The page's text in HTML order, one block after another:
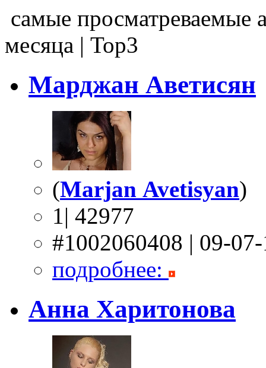
самые просматреваемые
месяца | Top3
Марджан Аветисян
(Marjan Avetisyan)
1| 42977
#1002060408 | 09-
подробнее:
Анна Харитонова